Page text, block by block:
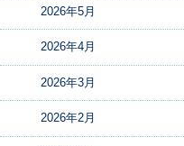
2026年5月
2026年4月
2026年3月
2026年2月